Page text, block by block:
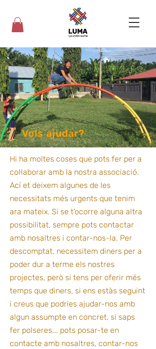
Vols ajudar?
Hi ha moltes coses que pots fer per a
col·laborar amb la nostra associació.
Ací et deixem algunes de les
necessitats més urgents que tenim
ara mateix. Si se t’ocorre alguna altra
possibilitat, sempre pots contactar
amb nosaltres i contar-nos-la. Per
descomptat, necessitem diners per a
poder dur a terme els nostres
projectes, però si tens per oferir més
temps que diners, si ens estàs seguint
i creus que podries ajudar-nos amb
algun assumpte en concret, si saps
fer polseres... pots posar-te en
contacte amb nosaltres, contar-nos